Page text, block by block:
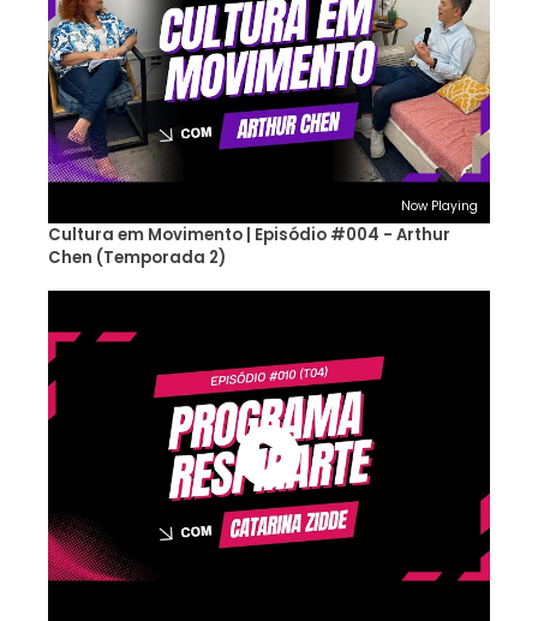
Now Playing
Cultura em Movimento | Episódio #004 - Arthur
Chen (Temporada 2)